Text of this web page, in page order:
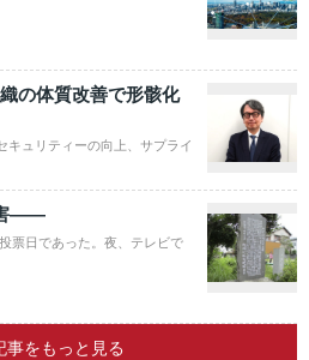
の体質改善で形骸化
キュリティーの向上、サプライ
――
票日であった。夜、テレビで
事をもっと見る